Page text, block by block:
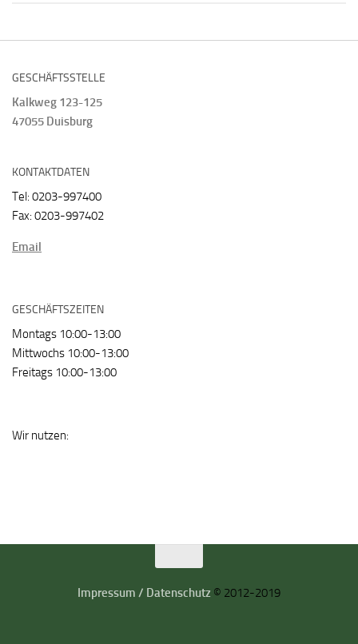
GESCHÄFTSSTELLE
Kalkweg 123-125
47055 Duisburg
KONTAKTDATEN
Tel: 0203-997400
Fax: 0203-997402
Email
GESCHÄFTSZEITEN
Montags 10:00-13:00
Mittwochs 10:00-13:00
Freitags 10:00-13:00
Wir nutzen:
Impressum / Datenschutz © 2012-2019